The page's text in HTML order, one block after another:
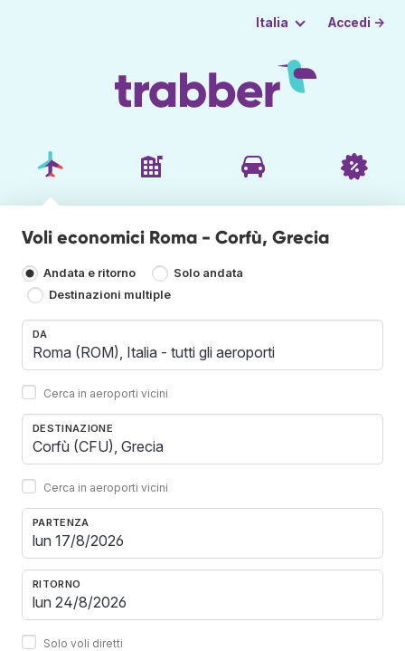
Italia Accedi →
Voli economici Roma - Corfù, Grecia
Andata e ritorno
Solo andata
Destinazioni multiple
DA
Cerca in aeroporti vicini
DESTINAZIONE
Cerca in aeroporti vicini
PARTENZA
RITORNO
Solo voli diretti